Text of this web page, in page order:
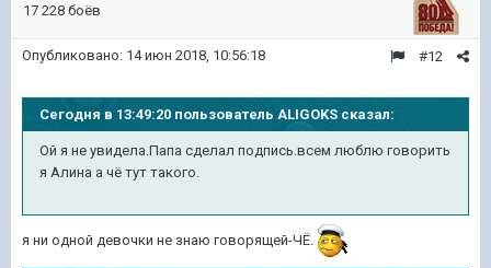
17 228 боёв
#12
Опубликовано: 14 июн 2018, 10:56:18
Сегодня в 13:49:20 пользователь ALIGOKS сказал:
Ой я не увидела.Папа сделал подпись.всем люблю говорить
я Алина а чё тут такого.
я ни одной девочки не знаю говорящей-ЧЁ.